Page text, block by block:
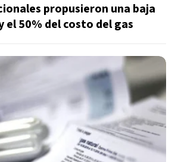
propusieron una baja
el 50% del costo del gas